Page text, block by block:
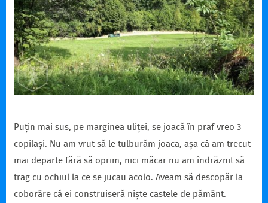
Puțin mai sus, pe marginea uliței, se joacă în praf vreo 3
copilași. Nu am vrut să le tulburăm joaca, așa că am trecut
mai departe fără să oprim, nici măcar nu am îndrăznit să
trag cu ochiul la ce se jucau acolo. Aveam să descopăr la
coborâre că ei construiseră niște castele de pământ.